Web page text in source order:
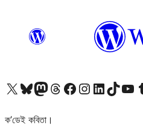
আমাৰ X (আগৰ Twitter) একাউণ্টলৈ যাওকআমাৰ Bluesky একাউণ্টলৈ যাওকআমাৰ Mastodon একাউণ্টলৈ যাওকআমাৰ Threads একাউণ্টলৈ যাওকআমাৰ Facebook পৃষ্ঠালৈ যাওকআমাৰ Instagram একাউণ্টলৈ যাওকআমাৰ LinkedIn একাউণ্টলৈ যাওকআমাৰ TikTok একাউণ্টলৈ যাওক
আমাৰ YouTube আমাৰ
ক’ডেই কবিতা।